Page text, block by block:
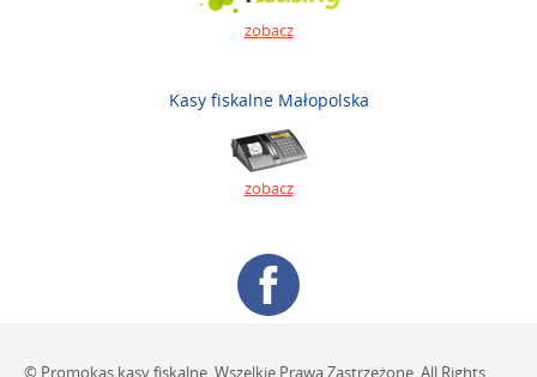
zobacz
Kasy fiskalne Małopolska
zobacz